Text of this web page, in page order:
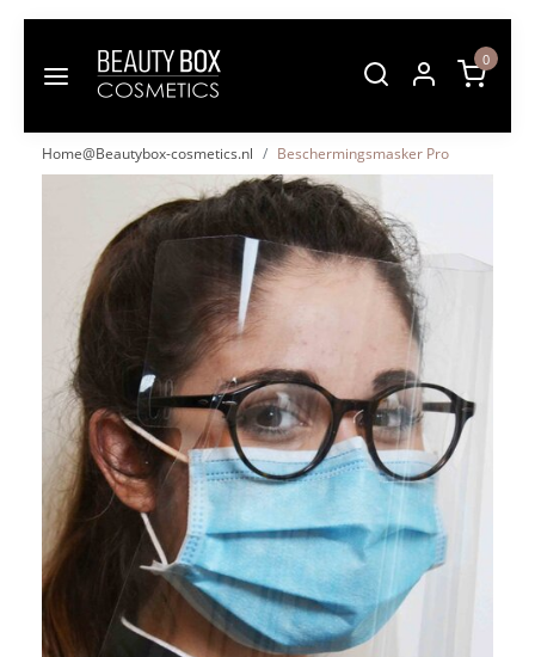
0
Home@Beautybox-cosmetics.nl Beschermingsmasker Pro